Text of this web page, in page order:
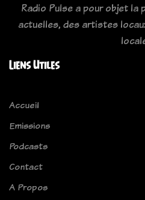
Radio Pulse a pour objet la
actuelles, des artistes
Liens Utiles
Accueil
Emissions
Podcasts
Contact
A Propos